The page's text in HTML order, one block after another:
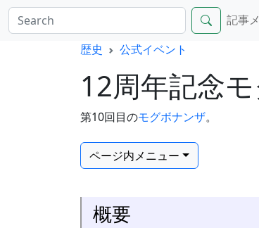
記事
歴史
公式イベント
12周年記念
第10回目のモグボナンザ。
ページ内メニュー
概要